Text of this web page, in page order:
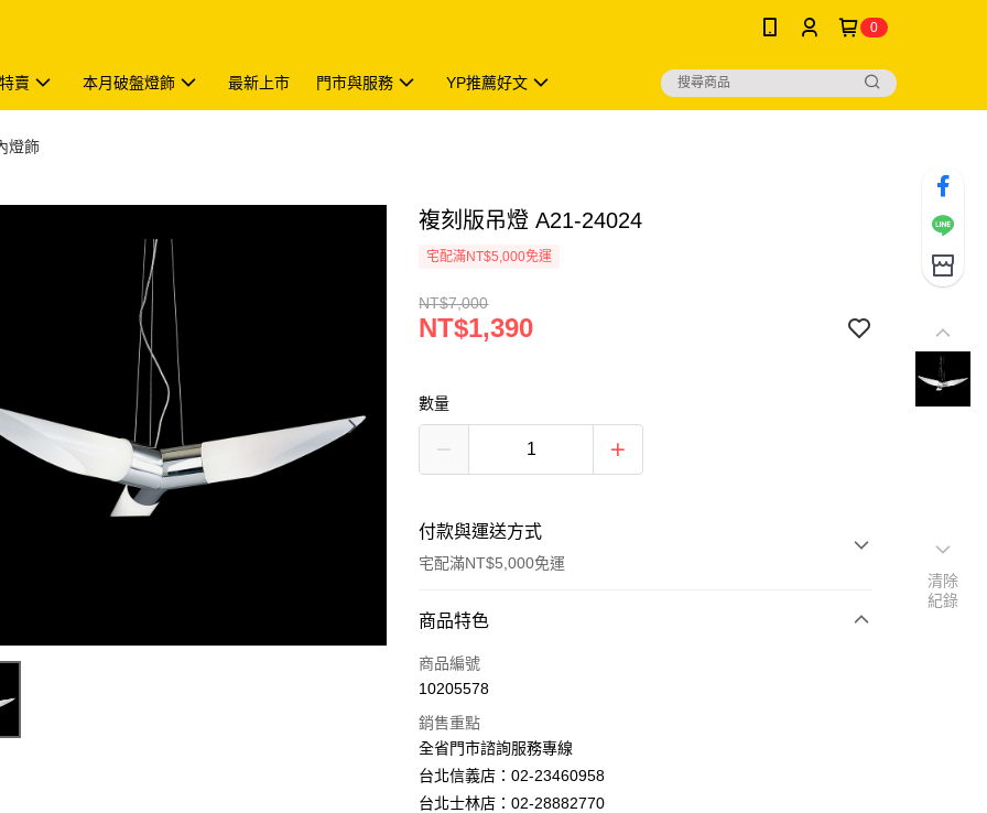
0
賣 本月破盤燈飾 最新上市 門市與服務 YP推薦好文
燈飾
複刻版吊燈 A21-24024
宅配滿NT$5,000免運
NT$7,000
NT$1,390
數量
付款與運送方式
宅配滿NT$5,000免運
付款方式
信用卡一次付款
Apple Pay
街口支付
商品特色
商品編號
10205578
銷售重點
全省門市諮詢服務專線
台北信義店：02-23460958
台北士林店：02-28882770
清除
紀錄